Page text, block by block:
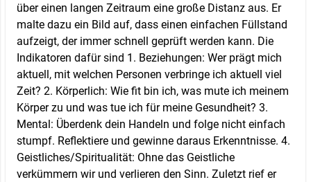
über einen langen Zeitraum eine große Distanz aus. Er
malte dazu ein Bild auf, dass einen einfachen Füllstand
aufzeigt, der immer schnell geprüft werden kann. Die
Indikatoren dafür sind 1. Beziehungen: Wer prägt mich
aktuell, mit welchen Personen verbringe ich aktuell viel
Zeit? 2. Körperlich: Wie fit bin ich, was mute ich meinem
Körper zu und was tue ich für meine Gesundheit? 3.
Mental: Überdenk dein Handeln und folge nicht einfach
stumpf. Reflektiere und gewinne daraus Erkenntnisse. 4.
Geistliches/Spiritualität: Ohne das Geistliche
verkümmern wir und verlieren den Sinn. Zuletzt rief er